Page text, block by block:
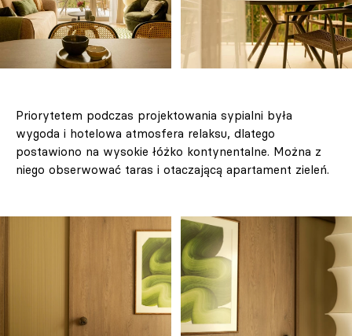
Priorytetem podczas projektowania sypialni była
wygoda i hotelowa atmosfera relaksu, dlatego
postawiono na wysokie łóżko kontynentalne. Można z
niego obserwować taras i otaczającą apartament zieleń.